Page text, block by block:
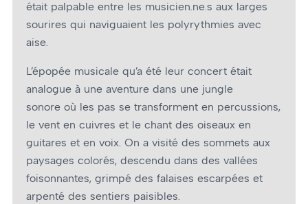
était palpable entre les musicien.ne.s aux larges
sourires qui naviguaient les polyrythmies avec
aise.
L’épopée musicale qu’a été leur concert était
analogue à une aventure dans une jungle
sonore où les pas se transforment en percussions,
le vent en cuivres et le chant des oiseaux en
guitares et en voix. On a visité des sommets aux
paysages colorés, descendu dans des vallées
foisonnantes, grimpé des falaises escarpées et
arpenté des sentiers paisibles.